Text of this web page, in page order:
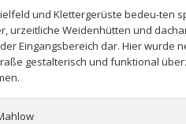
und Klettergerüste bedeu-ten
urzeitliche Weidenhütten und
Eingangsbereich dar. Hier wurde
gestalterisch und funktional